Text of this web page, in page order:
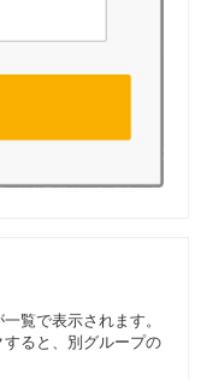
覧で表示されます。
すると、別グループの